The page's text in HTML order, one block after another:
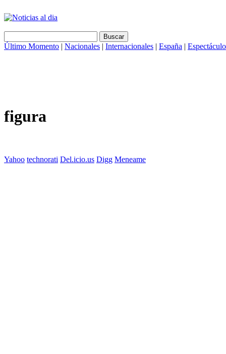
Último Momento | Nacionales | Internacionales | España |
figura
Yahoo technorati Del.icio.us Digg Meneame